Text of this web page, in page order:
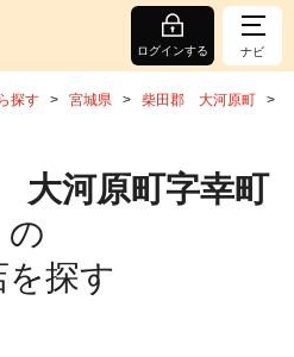
ログインする ナビ
探す 宮城県
柴田郡 大河原町
大河原町字幸町
の
を探す